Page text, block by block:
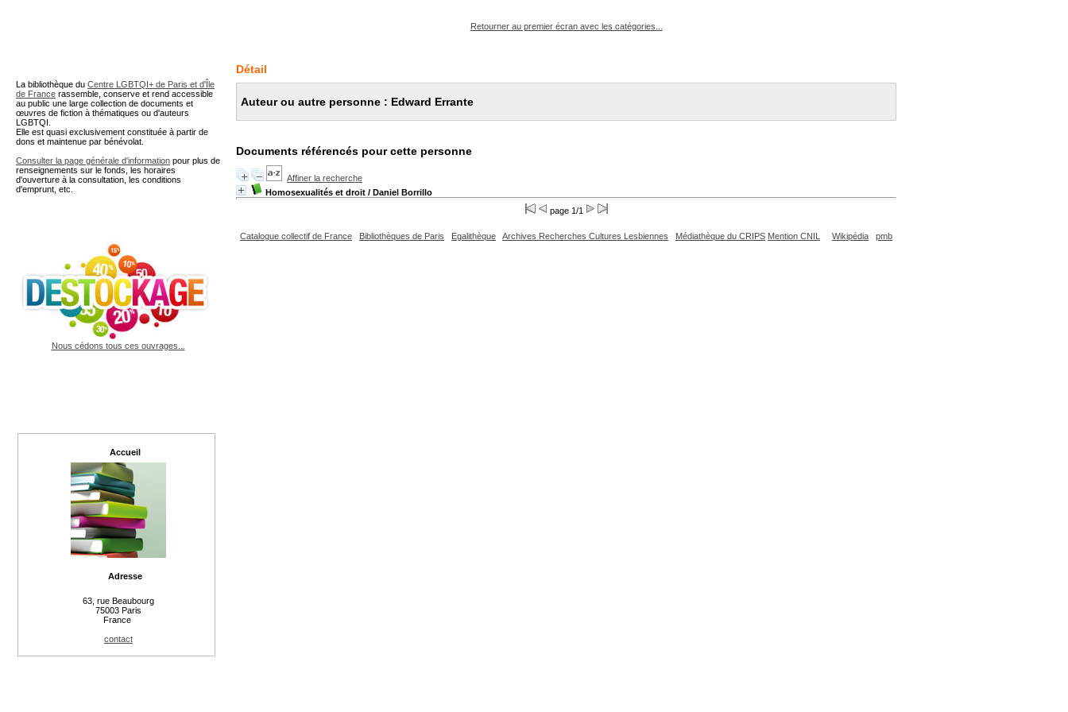
Retourner au premier écran avec les catégories...
Détail
Auteur ou autre personne : Edward Errante
Documents référencés pour cette personne
Affiner la recherche
Homosexualités et droit / Daniel Borrillo
page 1/1
Catalogue collectif de France Bibliothèques de Paris Egalithèque Archives Recherches Cultures Lesbiennes Médiathèque du CRIPS Mention CNIL Wikipédia pmb
La bibliothèque du Centre LGBTQI+ de Paris et d'Île
de France rassemble, conserve et rend accessible
au public une large collection de documents et
œuvres de fiction à thématiques ou d'auteurs
LGBTQI.
Elle est quasi exclusivement constituée à partir de
dons et maintenue par bénévolat.
Consulter la page générale d'information pour plus de
renseignements sur le fonds, les horaires
d'ouverture à la consultation, les conditions
d'emprunt, etc.
Nous cédons tous ces ouvrages...
Accueil
Adresse
63, rue Beaubourg
75003 Paris
France
contact